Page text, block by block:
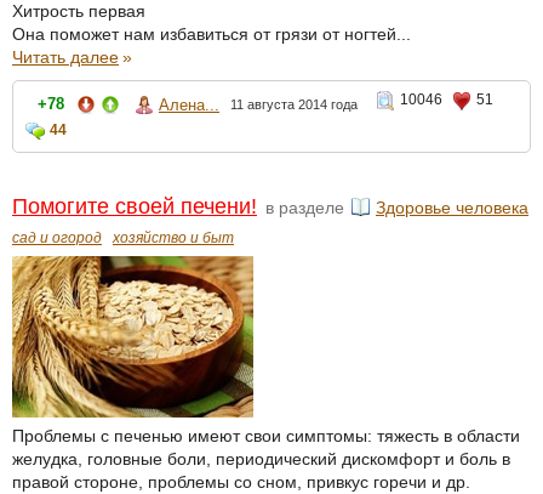
Хитрость первая
Она поможет нам избавиться от грязи от ногтей...
Читать далее»
+78 Алена... 11 августа 2014 года 10046
51
44
Помогите своей печени! в разделе Здоровье человека
сад и огород хозяйство и быт
Проблемы с печенью имеют свои симптомы: тяжесть в области
желудка, головные боли, периодический дискомфорт и боль в
правой стороне, проблемы со сном, привкус горечи и др.